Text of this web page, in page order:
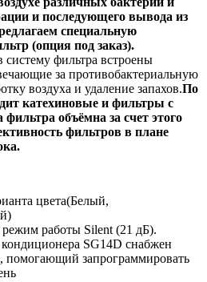
и последующего вывода из
специальную
(опция под заказ).
фильтра встроены
за противобактериальную
воздуха и удаление запахов.По
катехиновые и фильтры с
объёмна за счет этого
фильтров в плане
цвета(Белый,
работы Silent (21 дБ).
SG14D снабжен
помогающий запрограммировать